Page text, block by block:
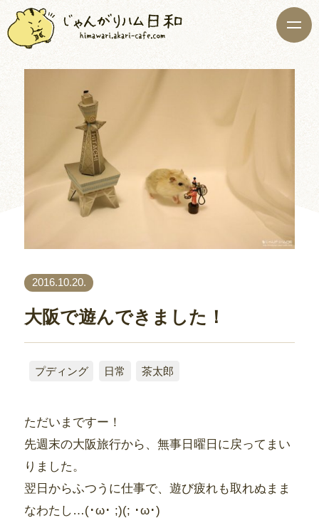
2016.10.20.
大阪で遊んできました！
プディング 日常 茶太郎
ただいまですー！
先週末の大阪旅行から、無事日曜日に戻ってまい
りました。
翌日からふつうに仕事で、遊び疲れも取れぬまま
なわたし…(･ω･ ;)(; ･ω･)